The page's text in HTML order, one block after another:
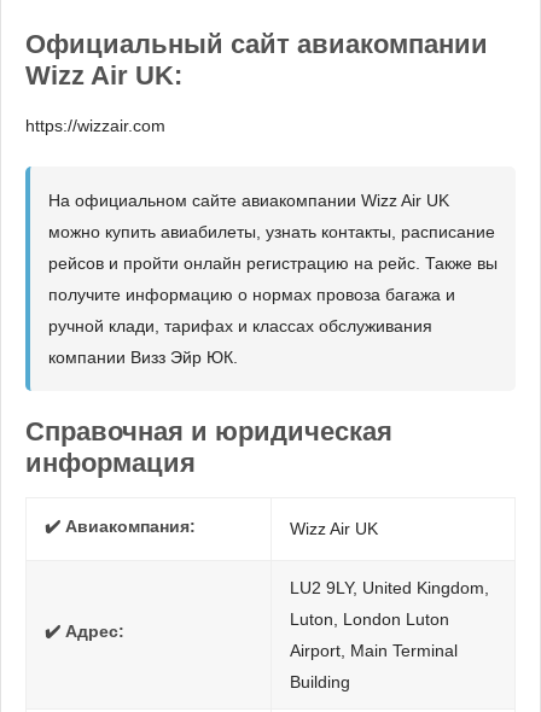
Официальный сайт авиакомпании
Wizz Air UK:
https://wizzair.com
На официальном сайте авиакомпании Wizz Air UK
можно купить авиабилеты, узнать контакты, расписание
рейсов и пройти онлайн регистрацию на рейс. Также вы
получите информацию о нормах провоза багажа и
ручной клади, тарифах и классах обслуживания
компании Визз Эйр ЮК.
Справочная и юридическая
информация
✔️ Авиакомпания: Wizz Air UK
✔️ Адрес:
LU2 9LY, United Kingdom,
Luton, London Luton
Airport, Main Terminal
Building